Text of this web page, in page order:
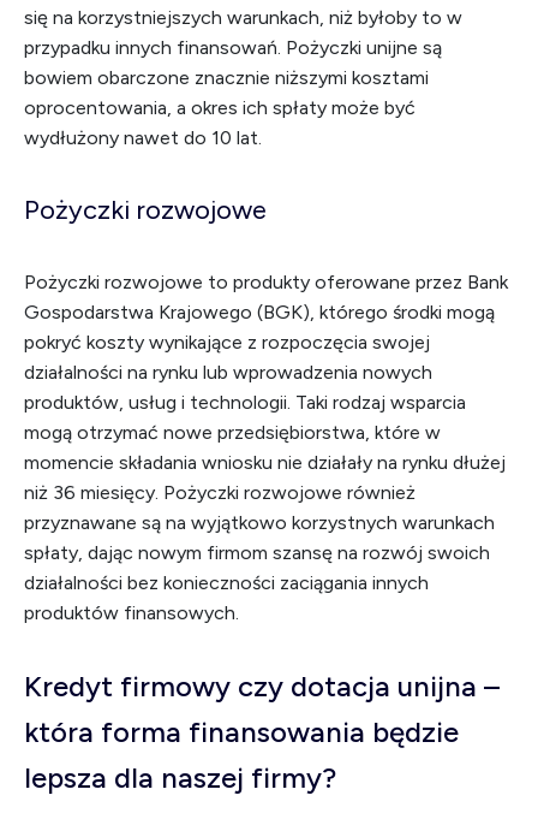
się na korzystniejszych warunkach, niż byłoby to w
przypadku innych finansowań. Pożyczki unijne są
bowiem obarczone znacznie niższymi kosztami
oprocentowania, a okres ich spłaty może być
wydłużony nawet do 10 lat.
Pożyczki rozwojowe
Pożyczki rozwojowe to produkty oferowane przez Bank
Gospodarstwa Krajowego (BGK), którego środki mogą
pokryć koszty wynikające z rozpoczęcia swojej
działalności na rynku lub wprowadzenia nowych
produktów, usług i technologii. Taki rodzaj wsparcia
mogą otrzymać nowe przedsiębiorstwa, które w
momencie składania wniosku nie działały na rynku dłużej
niż 36 miesięcy. Pożyczki rozwojowe również
przyznawane są na wyjątkowo korzystnych warunkach
spłaty, dając nowym firmom szansę na rozwój swoich
działalności bez konieczności zaciągania innych
produktów finansowych.
Kredyt firmowy czy dotacja unijna –
która forma finansowania będzie
lepsza dla naszej firmy?